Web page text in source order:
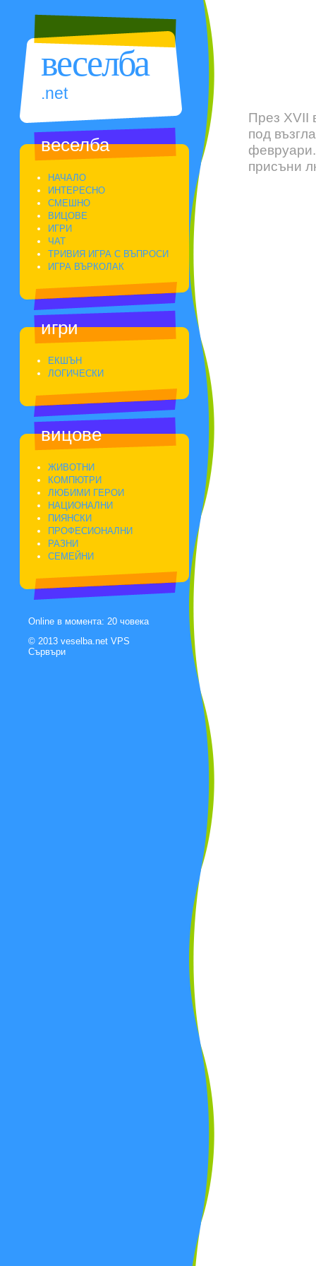
веселба
.net
През XVII
под
присъни
веселба
НАЧАЛО
ИНТЕРЕСНО
СМЕШНО
ВИЦОВЕ
ИГРИ
ЧАТ
ТРИВИЯ ИГРА С ВЪПРОСИ
ИГРА ВЪРКОЛАК
игри
ЕКШЪН
ЛОГИЧЕСКИ
вицове
ЖИВОТНИ
КОМПЮТРИ
ЛЮБИМИ ГЕРОИ
НАЦИОНАЛНИ
ПИЯНСКИ
ПРОФЕСИОНАЛНИ
РАЗНИ
СЕМЕЙНИ
Online в момента: 20 човека
© 2013 veselba.net VPS
Сървъри